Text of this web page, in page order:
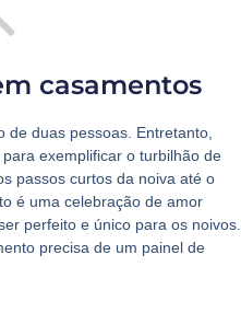
casamentos
de duas pessoas. Entretanto,
exemplificar o turbilhão de
passos curtos da noiva até o
é uma celebração de amor
perfeito e único para os noivos.
precisa de um painel de